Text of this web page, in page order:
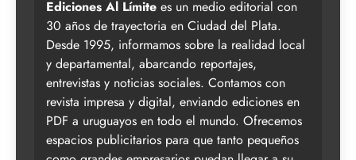
Ediciones Al Límite es un medio editorial con
30 años de trayectoria en Ciudad del Plata.
Desde 1995, informamos sobre la realidad local
y departamental, abarcando reportajes,
entrevistas y noticias sociales. Contamos con
revista impresa y digital, enviando ediciones en
PDF a uruguayos en todo el mundo. Ofrecemos
espacios publicitarios para que tanto pequeños